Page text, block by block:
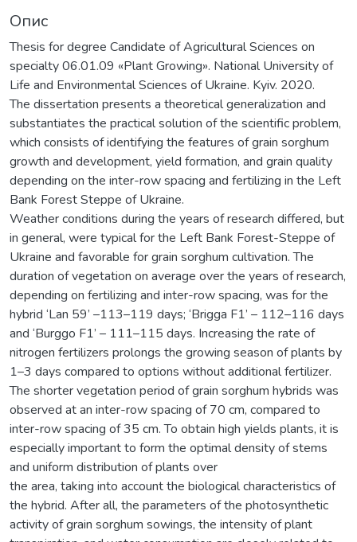
Опис
Thesis for degree Candidate of Agricultural Sciences on
specialty 06.01.09 «Plant Growing». National University of
Life and Environmental Sciences of Ukraine. Kyiv. 2020.
The dissertation presents a theoretical generalization and
substantiates the practical solution of the scientific problem,
which consists of identifying the features of grain sorghum
growth and development, yield formation, and grain quality
depending on the inter-row spacing and fertilizing in the Left
Bank Forest Steppe of Ukraine.
Weather conditions during the years of research differed, but
in general, were typical for the Left Bank Forest-Steppe of
Ukraine and favorable for grain sorghum cultivation. The
duration of vegetation on average over the years of research,
depending on fertilizing and inter-row spacing, was for the
hybrid ‘Lan 59’ –113–119 days; ‘Brigga F1’ – 112–116 days
and ‘Burggo F1’ – 111–115 days. Increasing the rate of
nitrogen fertilizers prolongs the growing season of plants by
1–3 days compared to options without additional fertilizer.
The shorter vegetation period of grain sorghum hybrids was
observed at an inter-row spacing of 70 cm, compared to
inter-row spacing of 35 cm. To obtain high yields plants, it is
especially important to form the optimal density of stems
and uniform distribution of plants over
the area, taking into account the biological characteristics of
the hybrid. After all, the parameters of the photosynthetic
activity of grain sorghum sowings, the intensity of plant